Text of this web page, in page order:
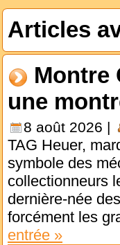
Articles
Montre
une
8 août 2026 |
TAG Heuer,
symbole des
collectionneurs
dernière-née
forcément les
entrée »